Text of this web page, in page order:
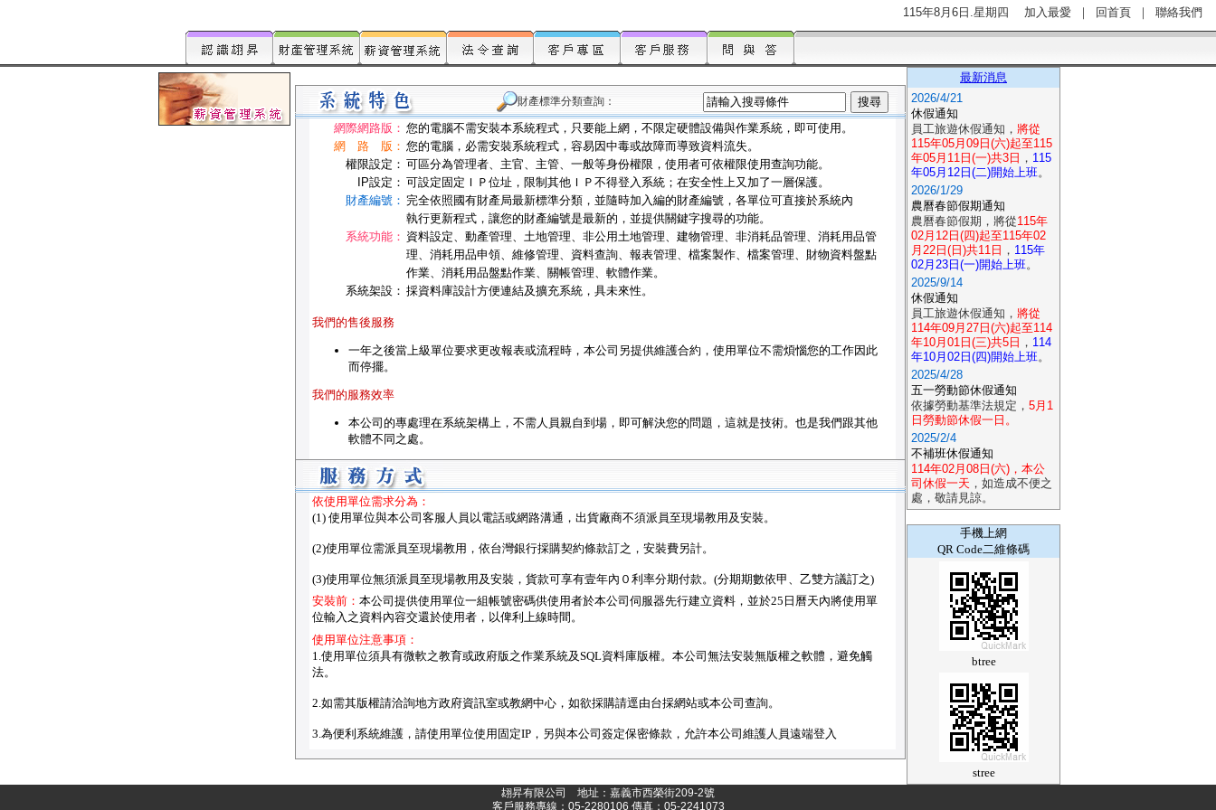
115年8月6日.星期四 加入最愛 ｜ 回首頁 ｜ 聯絡我們
財產標準分類查詢：
網際網路版： 您的電腦不需安裝本系統程式，只要能上網，不限定硬體設備與作業系統，即可使用。
網 路 版： 您的電腦，必需安裝系統程式，容易因中毒或故障而導致資料流失。
權限設定： 可區分為管理者、主官、主管、一般等身份權限，使用者可依權限使用查詢功能。
IP設定： 可設定固定ＩＰ位址，限制其他ＩＰ不得登入系統；在安全性上又加了一層保護。
財產編號： 完全依照國有財產局最新標準分類，並隨時加入編的財產編號，各單位可直接於系統內
執行更新程式，讓您的財產編號是最新的，並提供關鍵字搜尋的功能。
系統功能： 資料設定、動產管理、土地管理、非公用土地管理、建物管理、非消耗品管理、消耗用品管
理、消耗用品申領、維修管理、資料查詢、報表管理、檔案製作、檔案管理、財物資料盤點
作業、消耗用品盤點作業、關帳管理、軟體作業。
系統架設： 採資料庫設計方便連結及擴充系統，具未來性。
我們的售後服務
一年之後當上級單位要求更改報表或流程時，本公司另提供維護合約，使用單位不需煩惱您的工作因此
而停擺。
我們的服務效率
本公司的專處理在系統架構上，不需人員親自到場，即可解決您的問題，這就是技術。也是我們跟其他
軟體不同之處。
依使用單位需求分為：
(1) 使用單位與本公司客服人員以電話或網路溝通，出貨廠商不須派員至現場教用及安裝。
(2)使用單位需派員至現場教用，依台灣銀行採購契約條款訂之，安裝費另計。
(3)使用單位無須派員至現場教用及安裝，貨款可享有壹年內０利率分期付款。(分期期數依甲、乙雙方議訂之)
安裝前： 本公司提供使用單位一組帳號密碼供使用者於本公司伺服器先行建立資料，並於25日曆天內將使用單
位輸入之資料內容交還於使用者，以俾利上線時間。
使用單位注意事項：
1.使用單位須具有微軟之教育或政府版之作業系統及SQL資料庫版權。本公司無法安裝無版權之軟體，避免觸
法。
2.如需其版權請洽詢地方政府資訊室或教網中心，如欲採購請逕由台採網站或本公司查詢。
3.為便利系統維護，請使用單位使用固定IP，另與本公司簽定保密條款，允許本公司維護人員遠端登入
最新消息
2026/4/21
休假通知
員工旅遊休假通知， 將從
115年05月09日(六)起至115
年05月11日(一)共3日 ， 115
年05月12日(二)開始上班。
2026/1/29
農曆春節假期通知
農曆春節假期，將從115年
02月12日(四)起至115年02
月22日(日)共11日 ， 115年
02月23日(一)開始上班。
2025/9/14
休假通知
員工旅遊休假通知， 將從
114年09月27日(六)起至114
年10月01日(三)共5日 ， 114
年10月02日(四)開始上班。
2025/4/28
五一勞動節休假通知
依據勞動基準法規定， 5月1
日勞動節休假一日。
2025/2/4
不補班休假通知
114年02月08日(六)，本公
司休假一天 ，如造成不便之
處，敬請見諒。
手機上網
QR Code二維條碼
btree
stree
翃昇有限公司 地址：嘉義市西榮街209-2號
客戶服務專線：05-2280106 傳真：05-2241073